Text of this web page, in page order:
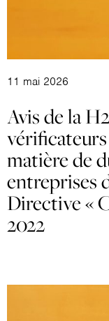
11 mai 2026
Avis de la
matière de
entreprises
Directive «
2022